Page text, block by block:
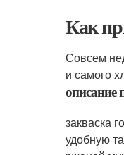
Как
Совсем
и самого
описание
закваска
удобную